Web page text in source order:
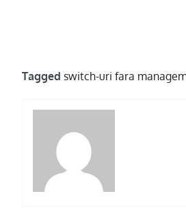
Tagged switch-uri fara